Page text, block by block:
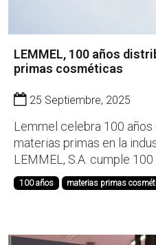
LEMMEL, 100 años
primas cosméticas
25 Septiembre, 2025
Lemmel celebra 100
materias primas en la
LEMMEL, S.A. cumple
en Barcelona en 1925.
trayectoria, nos hemos
100 años materias primas